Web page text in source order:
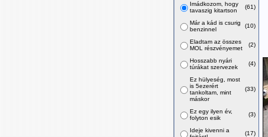
Imádkozom, hogy
tavaszig kitartson
(61)
Már a kád is csurig
benzinnel
(10)
Eladtam az összes
MOL részvényemet
(2)
Hosszabb nyári
túrákat szervezek
(4)
Ez hülyeség, most
is 5ezerért
tankoltam, mint
máskor
(33)
Ez egy ilyen év,
folyton esik
(3)
Ideje kivenni a
(17)